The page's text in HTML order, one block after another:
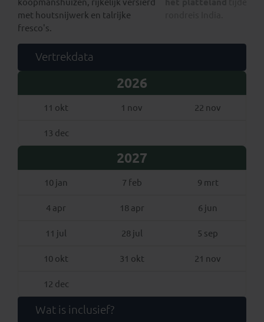
koopmanshuizen, rijkelijk versierd
met houtsnijwerk en talrijke
fresco's.
Vertrekdata
2026
11 okt 1 nov 22 nov
13 dec
2027
10 jan 7 feb 9 mrt
4 apr 18 apr 6 jun
11 jul 28 jul 5 sep
10 okt 31 okt 21 nov
12 dec
Wat is inclusief?